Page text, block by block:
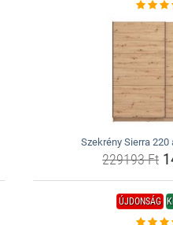
Szekrény Sierra 220
229193 Ft
ÚJDONSÁG